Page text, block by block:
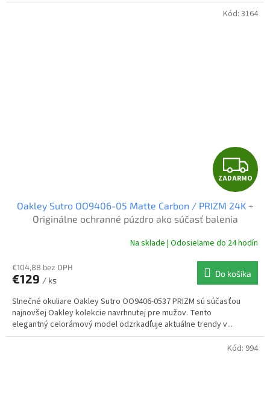
Z
A
D
A
R
M
ZADARMO
Oakley Sutro OO9406-05 Matte Carbon / PRIZM 24K +
Originálne ochranné púzdro ako súčasť balenia
Na sklade | Odosielame do 24 hodín
€104,88 bez DPH
€129 / ks
Do košíka
Slnečné okuliare Oakley Sutro OO9406-0537 PRIZM sú súčasťou
najnovšej Oakley kolekcie navrhnutej pre mužov. Tento
elegantný celorámový model odzrkadľuje aktuálne trendy v...
Kód: 3164
Kód: 994